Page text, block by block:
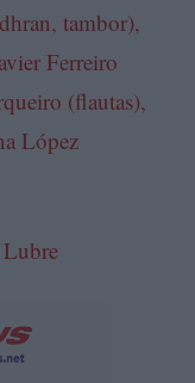
tambor),
Ferreiro
(flautas),
López
Lubre